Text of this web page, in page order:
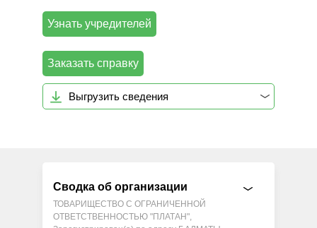
Узнать учредителей
Заказать справку
Выгрузить сведения
Сводка об организации
ТОВАРИЩЕСТВО С ОГРАНИЧЕННОЙ
ОТВЕТСТВЕННОСТЬЮ "ПЛАТАН",